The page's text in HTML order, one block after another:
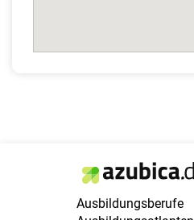
Ausbildungsberufe